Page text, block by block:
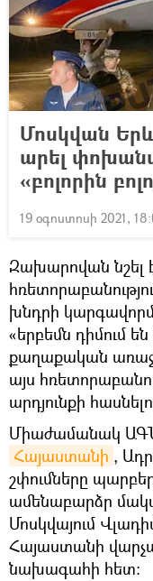
Մոսկվան
արել
«բոլորին
19 օգոստոսի 2021,
Զախարովան նշել
խնդրի
«երբեմն դիմում
քաղաքական
այս
արդյունքի
Միաժամանակ ԱԳՆ
Հայաստանի ,
շփումները
ամենաբարձր
Մոսկվայում
Հայաստանի
նախագահի հետ: